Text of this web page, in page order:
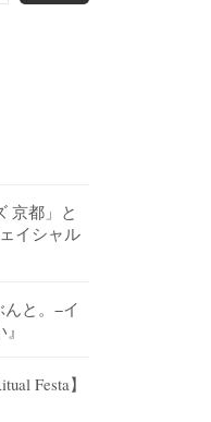
京都」と
イシャル
と。−イ
Festa】